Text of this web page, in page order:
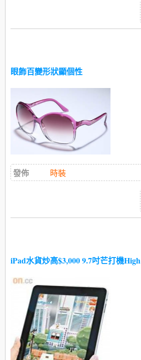
眼飾百變形狀顯個性
發佈 時裝
iPad水貨炒高$3,000 9.7吋芒打機High